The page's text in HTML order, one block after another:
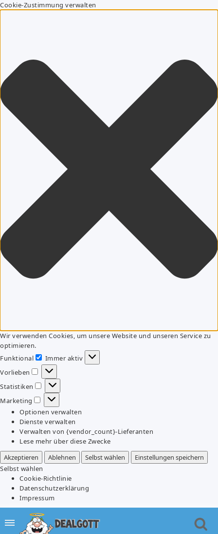
Cookie-Zustimmung verwalten
Wir verwenden Cookies, um unsere Website und unseren Service zu
optimieren.
Funktional
Funktional
Immer aktiv
Vorlieben
Vorlieben
Statistiken
Statistiken
Marketing
Marketing
Optionen verwalten
Dienste verwalten
Verwalten von {vendor_count}-Lieferanten
Lese mehr über diese Zwecke
Akzeptieren
Ablehnen Selbst wählen
Einstellungen speichern
Selbst wählen
Cookie-Richtlinie
Datenschutzerklärung
Impressum